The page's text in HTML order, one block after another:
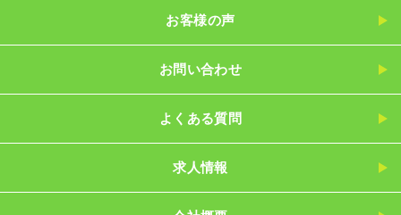
お客様の声
お問い合わせ
よくある質問
求人情報